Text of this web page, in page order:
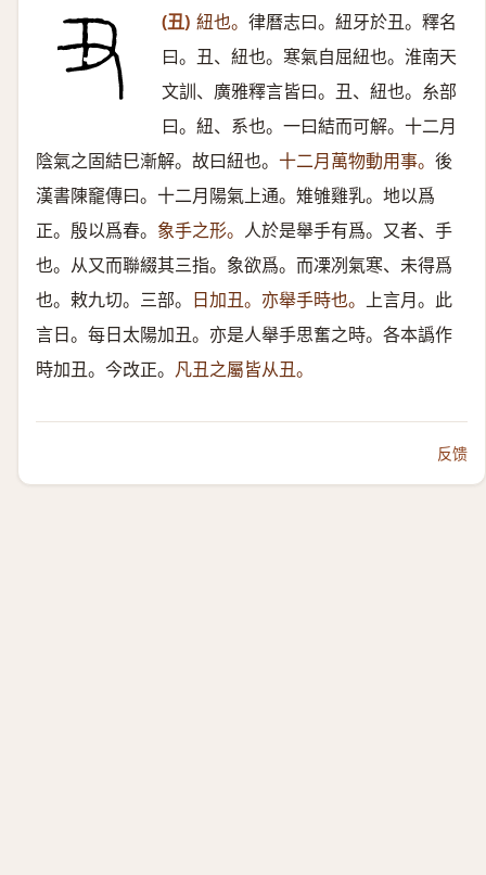
(丑) 紐也。 律曆志曰。紐牙於丑。釋名
曰。丑、紐也。寒氣自屈紐也。淮南天
文訓、廣雅釋言皆曰。丑、紐也。糸部
曰。紐、系也。一曰結而可解。十二月
陰氣之固結巳漸解。故曰紐也。 十二月萬物動用事。 後
漢書陳竉傳曰。十二月陽氣上通。雉雊雞乳。地以爲
正。殷以爲春。 象手之形。 人於是舉手有爲。又者、手
也。从又而聯綴其三指。象欲爲。而凓冽氣寒、未得爲
也。敕九切。三部。 日加丑。亦舉手時也。 上言月。此
言日。每日太陽加丑。亦是人舉手思奮之時。各本譌作
時加丑。今改正。 凡丑之屬皆从丑。
反馈